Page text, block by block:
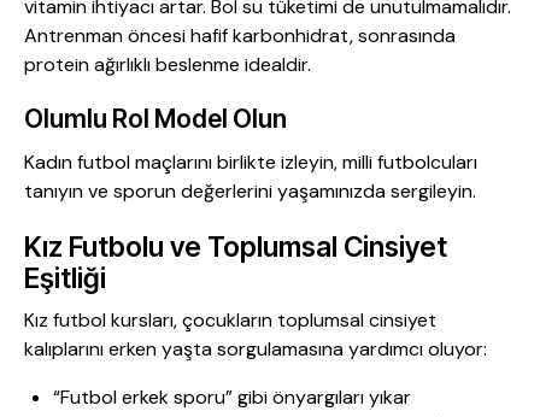
vitamin ihtiyacı artar. Bol su tüketimi de unutulmamalıdır.
Antrenman öncesi hafif karbonhidrat, sonrasında
protein ağırlıklı beslenme idealdir.
Olumlu Rol Model Olun
Kadın futbol maçlarını birlikte izleyin, milli futbolcuları
tanıyın ve sporun değerlerini yaşamınızda sergileyin.
Kız Futbolu ve Toplumsal Cinsiyet
Eşitliği
Kız futbol kursları, çocukların toplumsal cinsiyet
kalıplarını erken yaşta sorgulamasına yardımcı oluyor:
“Futbol erkek sporu” gibi önyargıları yıkar